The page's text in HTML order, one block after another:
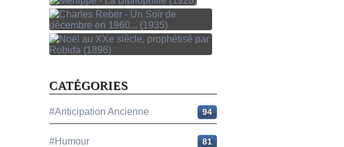
CATÉGORIES
#Anticipation Ancienne 94
#Humour 81